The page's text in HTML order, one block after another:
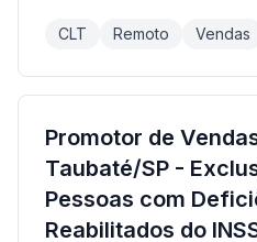
CLT Remoto Vendas
Promotor de
Taubaté/SP -
Pessoas com
Reabilitados do